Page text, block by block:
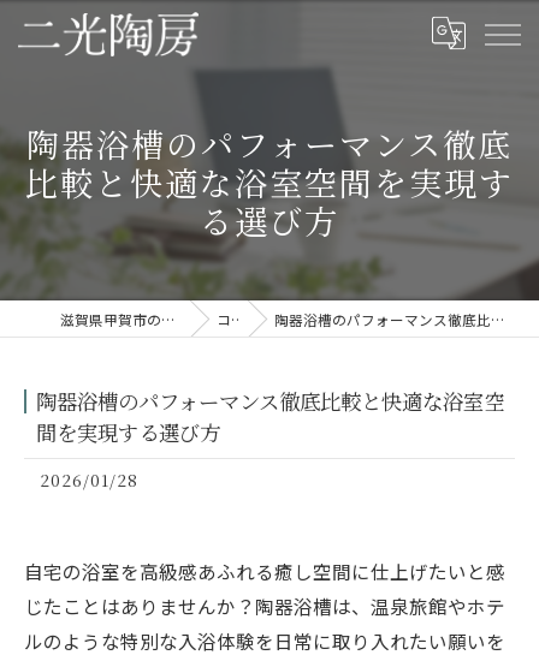
陶器浴槽のパフォーマンス徹底
比較と快適な浴室空間を実現す
る選び方
滋賀県甲賀市の信楽焼なら二光陶房 コラム 陶器浴槽のパフォーマンス徹底比較と快適な浴室空間を実現する選び方
陶器浴槽のパフォーマンス徹底比較と快適な浴室空
間を実現する選び方
2026/01/28
自宅の浴室を高級感あふれる癒し空間に仕上げたいと感
じたことはありませんか？陶器浴槽は、温泉旅館やホテ
ルのような特別な入浴体験を日常に取り入れたい願いを